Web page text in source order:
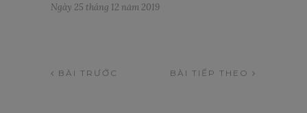
Ngày 25 tháng 12 năm 2019
BÀI TRƯỚC BÀI TIẾP THEO